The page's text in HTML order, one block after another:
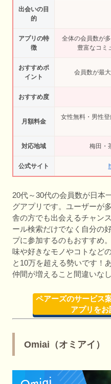
出会いの目
的
アプリの特
徴
全体の会員数が
豊富なコミ
おすすめポ
イント
会員数が最
おすすめ度
月額料金
女性無料・男性
対応地域 梅田・
公式サイト
20代～30代の会員数が日本
グアプリです。ユーザーが
舎の方でも出会えるチャン
ール検索だけでなく自分の
プに参加するのもおすすめ
味や好きなモノやコトなど
と10万を超える勢いです！
仲間が増えること間違いなし
ペアーズのサービス
アプリをお
Omiai（オミアイ）